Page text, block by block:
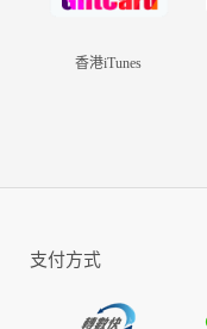
【趣味
西遊不僅神魔鬥法
桃，釣錦鯉，聽三
西行路上太孤單？
https://
香港iTunes
支付方式